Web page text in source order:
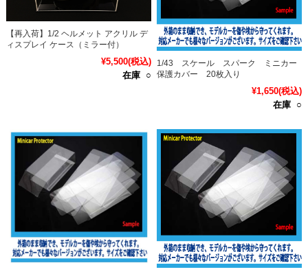
【再入荷】1/2 ヘルメット アクリル デ
ィスプレイ ケース（ミラー付）
¥5,500(税込)
在庫 ○
1/43 スケール スパーク ミニカー
保護カバー 20枚入り
¥1,650(税込)
在庫 ○